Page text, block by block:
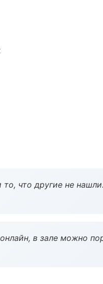
что другие не нашли.
в зале можно